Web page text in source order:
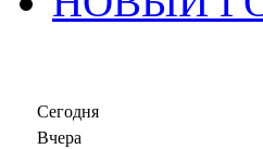
Сегодня
Вчера